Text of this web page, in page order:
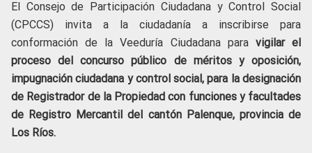
El Consejo de Participación Ciudadana y Control Social
(CPCCS) invita a la ciudadanía a inscribirse para
conformación de la Veeduría Ciudadana para vigilar el
proceso del concurso público de méritos y oposición,
impugnación ciudadana y control social, para la designación
de Registrador de la Propiedad con funciones y facultades
de Registro Mercantil del cantón Palenque, provincia de
Los Ríos.